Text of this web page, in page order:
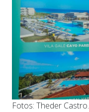
Fotos: Theder Castro.